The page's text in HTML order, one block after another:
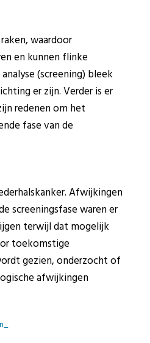
waardoor
en kunnen flinke
(screening) bleek
er zijn. Verder is er
redenen om het
fase van de
Afwijkingen
screeningsfase waren er
terwijl dat mogelijk
toekomstige
gezien, onderzocht of
afwijkingen